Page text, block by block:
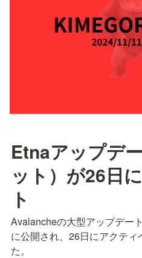
Etnaアップデ
ット）が26日
ト
Avalancheの大型アップデー
に公開され、26日にアクテ
た。